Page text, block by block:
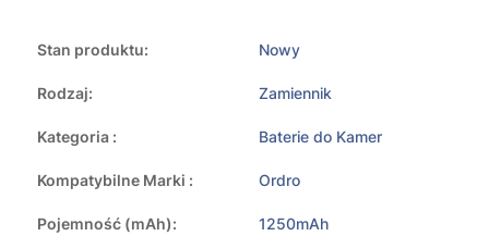
Stan produktu: Nowy
Rodzaj: Zamiennik
Kategoria : Baterie do Kamer
Kompatybilne Marki : Ordro
Pojemność (mAh):
1250mAh